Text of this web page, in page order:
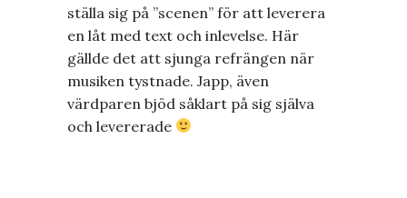
ställa sig på ”scenen” för att leverera
en låt med text och inlevelse. Här
gällde det att sjunga refrängen när
musiken tystnade. Japp, även
värdparen bjöd såklart på sig själva
och levererade